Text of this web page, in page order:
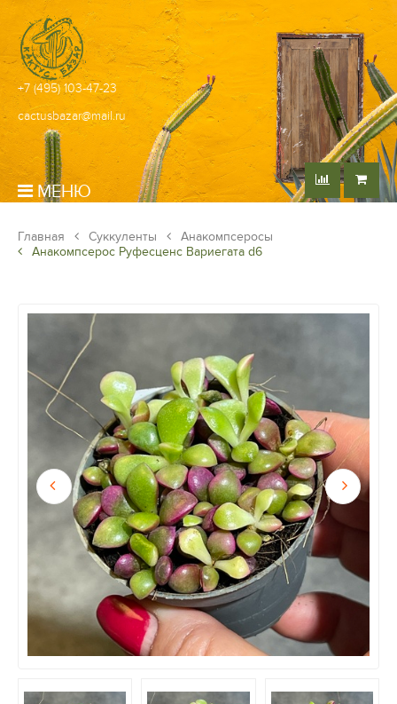
+7 (495) 103-47-23
cactusbazar@mail.ru
МЕНЮ
Главная Суккуленты
Анакомпсеросы
Анакомпсерос Руфесценс Вариегата d6